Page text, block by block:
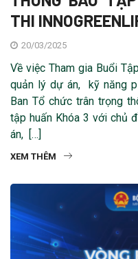
THI
20/03/2025
Về việc Tham gia Buổi
quản lý dự án, kỹ năng
Ban Tổ chức trân trọng
tập huấn Khóa 3 với chủ
án, […]
XEM THÊM